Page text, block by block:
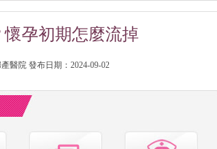
孕初期怎麼流掉
醫院 發布日期：2024-09-02